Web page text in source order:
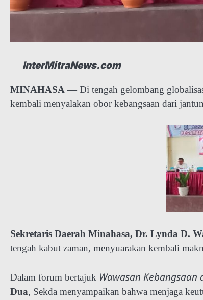
InterMitraNews.com
MINAHASA — Di tengah gelombang
kembali menyalakan obor kebangsaan dari
Sekretaris Daerah Minahasa, Dr. Lynda D.
tengah kabut zaman, menyuarakan kembali
Dalam forum bertajuk Wawasan
Dua, Sekda menyampaikan bahwa menjaga